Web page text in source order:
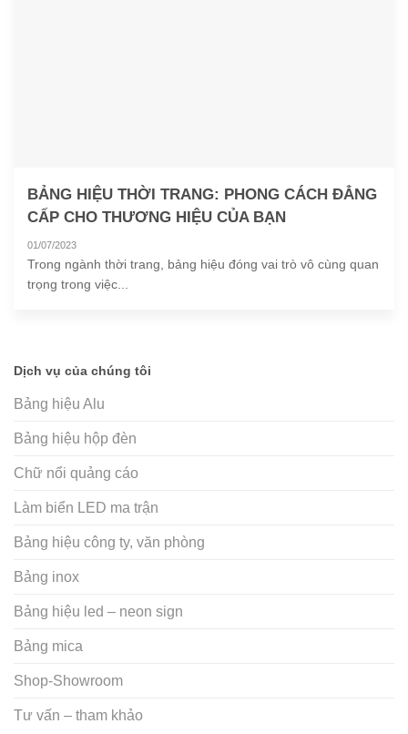
BẢNG HIỆU THỜI TRANG: PHONG CÁCH ĐẲNG
CẤP CHO THƯƠNG HIỆU CỦA BẠN
01/07/2023
Trong ngành thời trang, bảng hiệu đóng vai trò vô cùng quan
trọng trong việc...
Dịch vụ của chúng tôi
Bảng hiệu Alu
Bảng hiệu hộp đèn
Chữ nổi quảng cáo
Làm biển LED ma trận
Bảng hiệu công ty, văn phòng
Bảng inox
Bảng hiệu led – neon sign
Bảng mica
Shop-Showroom
Tư vấn – tham khảo